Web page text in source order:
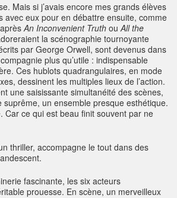
Mais si j’avais encore mes grands élèves
avec eux pour en débattre ensuite, comme
An Inconvenient Truth ouAll the
la scénographie tournoyante
par George Orwell, sont devenus dans
plus qu’utile : indispensable
Ces hublots quadrangulaires, en mode
dessinent les multiples lieux de l’action.
une saisissante simultanéité des scènes,
suprême, un ensemble presque esthétique.
Car ce qui est beau finit souvent par ne
thriller, accompagne le tout dans des
fascinante, les six acteurs
prouesse. En scène, un merveilleux